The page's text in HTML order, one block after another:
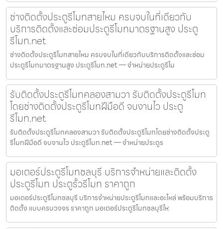
ช่างติดตั้งประตูรีโมทสายไหม ครบจบในที่เดียวกับ
บริการติดตั้งและซ่อมประตูรีโมทมาตรฐานสูง ประตู
รีโมท.net
ช่างติดตั้งประตูรีโมทสายไหม ครบจบในที่เดียวกับบริการติดตั้งและซ่อม
ประตูรีโมทมาตรฐานสูง ประตูรีโมท.net — จำหน่ายประตูรีโม
รับติดตั้งประตูรีโมทคลองสามวา รับติดตั้งประตูรีโมท
โดยช่างติดตั้งประตูรีโมทฝีมือดี จบงานไว ประตู
รีโมท.net
รับติดตั้งประตูรีโมทคลองสามวา รับติดตั้งประตูรีโมทโดยช่างติดตั้งประตู
รีโมทฝีมือดี จบงานไว ประตูรีโมท.net — จำหน่ายประตูร
มอเตอร์ประตูรีโมทชลบุรี บริการจำหน่ายและติดตั้ง
ประตูรีโมท ประตูรั้วรีโมท ราคาถูก
มอเตอร์ประตูรีโมทชลบุรี บริการจำหน่ายประตูรีโมทและอะไหล่ พร้อมบริการ
ติดตั้ง แบบครบวงจร ราคาถูก มอเตอร์ประตูรีโมทชลบุรีให